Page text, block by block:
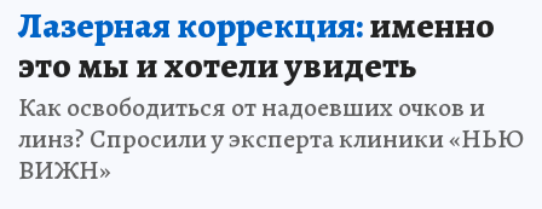
Лазерная коррекция:именно
это мы и хотели увидеть
Как освободиться от надоевших очков и
линз? Спросили у эксперта клиники «НЬЮ
ВИЖН»